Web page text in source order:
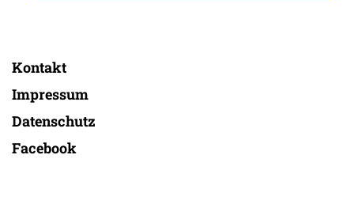
Kontakt
Impressum
Datenschutz
Facebook